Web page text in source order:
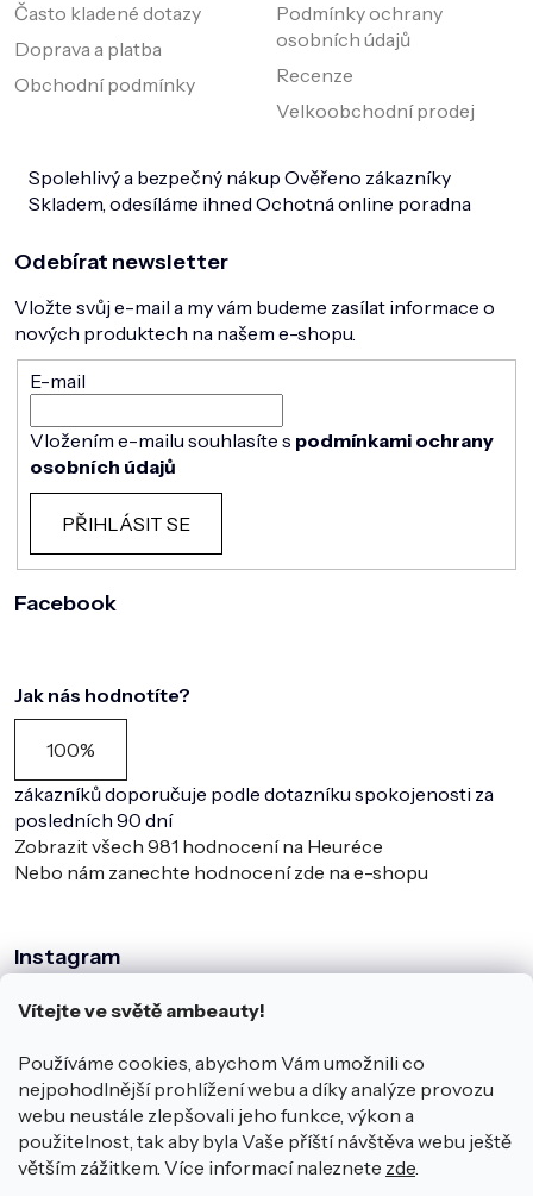
Vítejte ve světě ambeauty!
Používáme cookies, abychom Vám umožnili co
nejpohodlnější prohlížení webu a díky analýze provozu
webu neustále zlepšovali jeho funkce, výkon a
použitelnost, tak aby byla Vaše příští návštěva webu ještě
větším zážitkem. Více informací naleznete zde.
Často kladené dotazy
Doprava a platba
Obchodní podmínky
Podmínky ochrany
osobních údajů
Recenze
Velkoobchodní prodej
Spolehlivý a bezpečný nákup Ověřeno zákazníky
Skladem, odesíláme ihned Ochotná online poradna
Odebírat newsletter
Vložte svůj e-mail a my vám budeme zasílat informace o
nových produktech na našem e-shopu.
E-mail
Vložením e-mailu souhlasíte s podmínkami ochrany
osobních údajů
PŘIHLÁSIT SE
Facebook
Jak nás hodnotíte?
100%
zákazníků doporučuje podle dotazníku spokojenosti za
posledních 90 dní
Zobrazit všech 981 hodnocení na Heuréce
Nebo nám zanechte hodnocení zde na e-shopu
Instagram